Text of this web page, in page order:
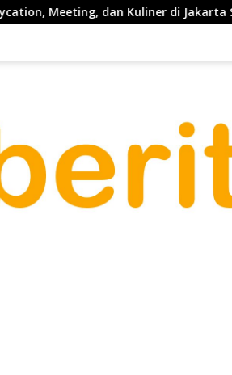
dan Kuliner di Jakarta Selatan